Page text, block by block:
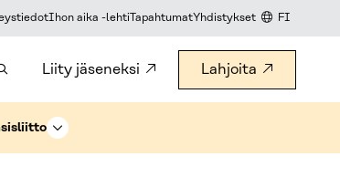
Ihon aika -lehtiTapahtumatYhdistykset FI
Liity jäseneksi Lahjoita